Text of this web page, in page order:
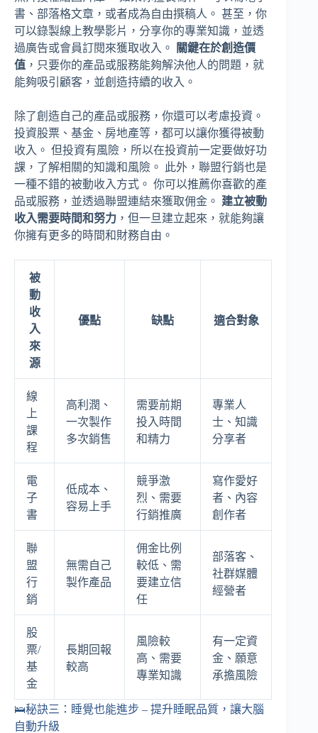
書、部落格文章，或者成為自由撰稿人。 甚至，你
可以錄製線上教學影片，分享你的專業知識，並透
過廣告或會員訂閱來獲取收入。
關鍵在於創造價
值 ，只要你的產品或服務能夠解決他人的問題，就
能夠吸引顧客，並創造持續的收入。
除了創造自己的產品或服務，你還可以考慮投資。
投資股票、基金、房地產等，都可以讓你獲得被動
收入。 但投資有風險，所以在投資前一定要做好功
課，了解相關的知識和風險。 此外，聯盟行銷也是
一種不錯的被動收入方式。 你可以推薦你喜歡的產
品或服務，並透過聯盟連結來獲取佣金。 建立被動
收入需要時間和努力 ，但一旦建立起來，就能夠讓
你擁有更多的時間和財務自由。
被
動
收
入
來
源
優點 缺點 適合對象
線
上
課
程
高利潤、
一次製作
多次銷售
需要前期
投入時間
和精力
專業人
士、知識
分享者
電
子
書
低成本、
容易上手
競爭激
烈、需要
行銷推廣
寫作愛好
者、內容
創作者
聯
盟
行
銷
無需自己
製作產品
佣金比例
較低、需
要建立信
任
部落客、
社群媒體
經營者
股
票/
基
金
長期回報
較高
風險較
高、需要
專業知識
有一定資
金、願意
承擔風險
🛌秘訣三：睡覺也能進步 – 提升睡眠品質，讓大腦
自動升級